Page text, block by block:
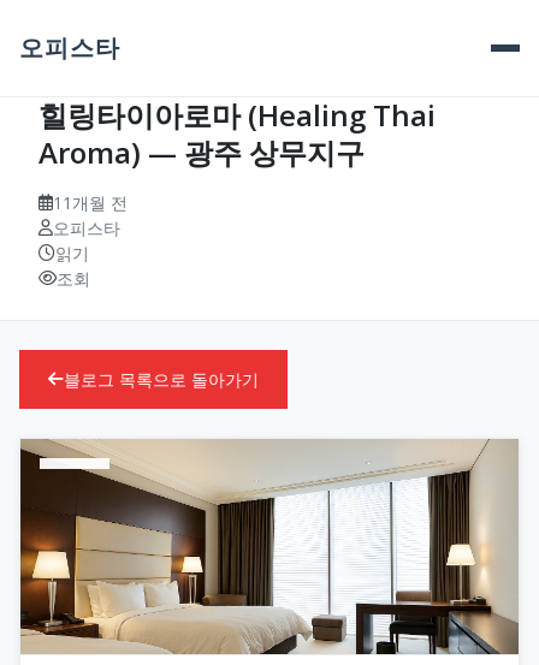
오피스타
힐링타이아로마 (Healing Thai
Aroma) — 광주 상무지구
11개월 전
오피스타
읽기
조회
블로그 목록으로 돌아가기